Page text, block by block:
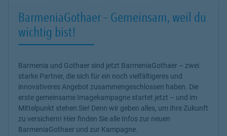
BarmeniaGothaer – Gemeinsam, weil du
wichtig bist!
Barmenia und Gothaer sind jetzt BarmeniaGothaer – zwei
starke Partner, die sich für ein noch vielfältigeres und
innovativeres Angebot zusammengeschlossen haben. Die
erste gemeinsame Imagekampagne startet jetzt – und im
Mittelpunkt stehen Sie! Denn wir geben alles, um Ihre Zukunft
zu versichern! Hier finden Sie alle Infos zur neuen
BarmeniaGothaer und zur Kampagne.